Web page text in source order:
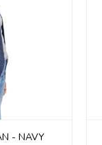
- NAVY